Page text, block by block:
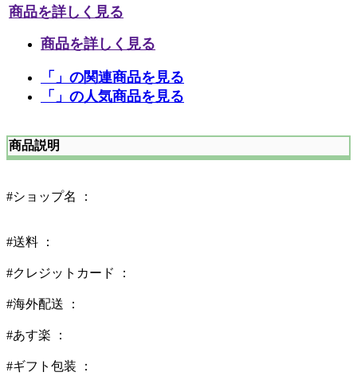
商品を詳しく見る
商品を詳しく見る
「」の関連商品を見る
「」の人気商品を見る
商品説明
#ショップ名 ：
#送料 ：
#クレジットカード ：
#海外配送 ：
#あす楽 ：
#ギフト包装 ：